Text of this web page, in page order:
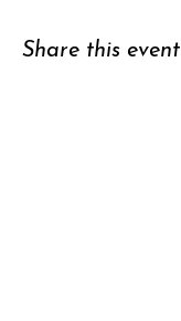
Share this event